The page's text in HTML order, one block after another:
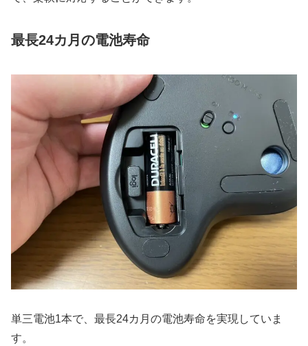
最長24カ月の電池寿命
単三電池1本で、最長24カ月の電池寿命を実現していま
す。